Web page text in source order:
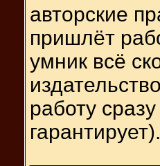
авторские
пришлёт
умник всё
работу
гарантирует).